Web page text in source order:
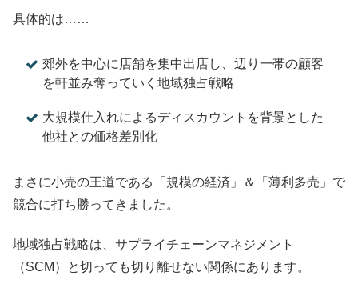
具体的は……
郊外を中心に店舗を集中出店し、辺り一帯の顧客
を軒並み奪っていく地域独占戦略
大規模仕入れによるディスカウントを背景とした
他社との価格差別化
まさに小売の王道である「規模の経済」＆「薄利多売」で
競合に打ち勝ってきました。
地域独占戦略は、サプライチェーンマネジメント
（SCM）と切っても切り離せない関係にあります。